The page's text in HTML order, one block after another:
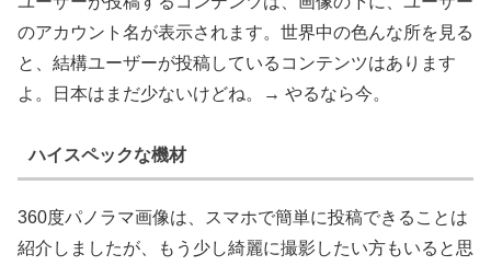
のアカウント名が表示されます。世界中の色んな所を見る
と、結構ユーザーが投稿しているコンテンツはあります
よ。日本はまだ少ないけどね。→ やるなら今。
ハイスペックな機材
360度パノラマ画像は、スマホで簡単に投稿できることは
紹介しましたが、もう少し綺麗に撮影したい方もいると思